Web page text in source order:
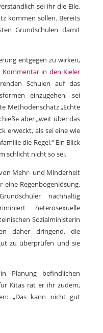
sei ihr die Eile,
kommen sollen. Bereits
Grundschulen damit
entgegen zu wirken,
Kommentar in den Kieler
Schulen auf das
einzugehen, sei
Methodenschatz „Echte
aber „weit über das
erweckt, als sei eine wie
die Regel.“ Ein Blick
schlicht nicht so sei.
Mehr- und Minderheit
Regenbogenlösung.
nachhaltig
heterosexuelle
Sozialministerin
daher dringend, die
zu überprüfen und sie
Planung befindlichen
Kitas rät er ihr zudem,
„Das kann nicht gut